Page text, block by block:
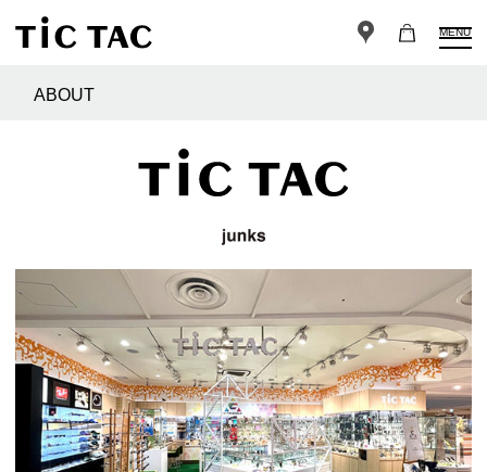
MENU
ABOUT